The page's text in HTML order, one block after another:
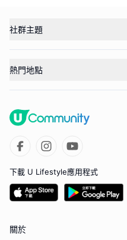
社群主題
熱門地點
下載 U Lifestyle應用程式
關於